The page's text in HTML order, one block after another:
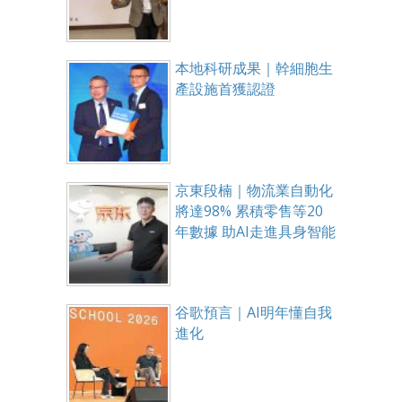
本地科研成果｜幹細胞生
產設施首獲認證
京東段楠｜物流業自動化
將達98% 累積零售等20
年數據 助AI走進具身智能
谷歌預言｜AI明年懂自我
進化